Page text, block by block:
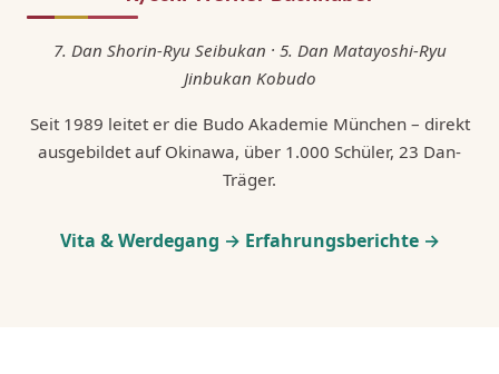
7. Dan Shorin-Ryu Seibukan · 5. Dan Matayoshi-Ryu
Jinbukan Kobudo
Seit 1989 leitet er die Budo Akademie München – direkt
ausgebildet auf Okinawa, über 1.000 Schüler, 23 Dan-
Träger.
Vita & Werdegang → Erfahrungsberichte →